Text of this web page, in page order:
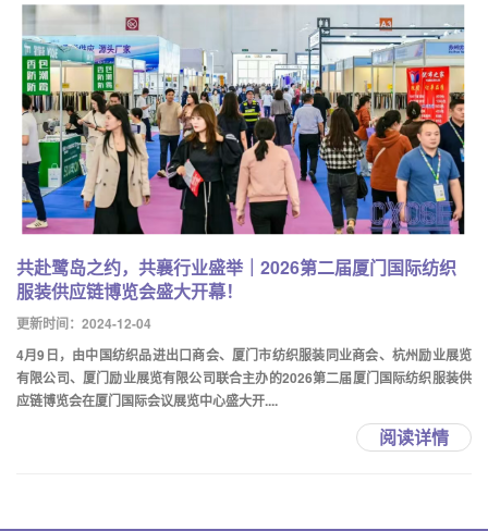
共赴鹭岛之约，共襄行业盛举｜2026第二届厦门国际纺织
服装供应链博览会盛大开幕！
更新时间：2024-12-04
4月9日，由中国纺织品进出口商会、厦门市纺织服装同业商会、杭州励业展览
有限公司、厦门励业展览有限公司联合主办的2026第二届厦门国际纺织服装供
应链博览会在厦门国际会议展览中心盛大开....
阅读详情